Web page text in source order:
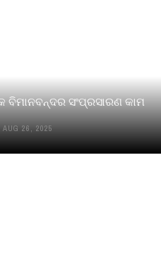
ବିମାନବନ୍ଦର ସଂପ୍ରସାରଣ କାମ
AUG 26, 2025